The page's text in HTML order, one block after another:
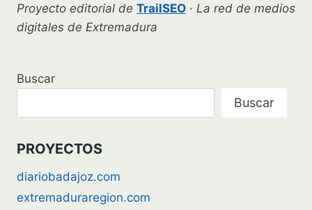
Proyecto editorial de TrailSEO · La red de medios
digitales de Extremadura
Buscar
Buscar
PROYECTOS
diariobadajoz.com
extremaduraregion.com